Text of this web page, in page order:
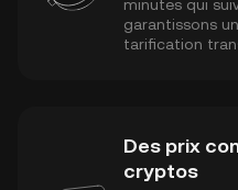
minutes qui
garantissons
tarification
Des prix
cryptos